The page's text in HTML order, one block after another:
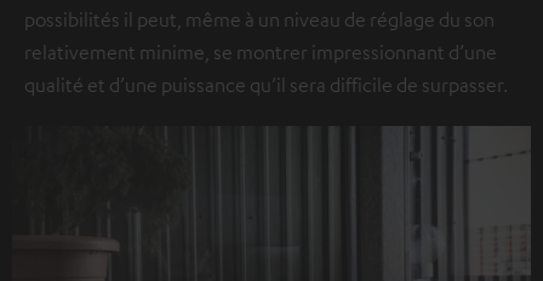
possibilités il peut, même à un niveau de réglage du son
relativement minime, se montrer impressionnant d’une
qualité et d’une puissance qu’il sera difficile de surpasser.